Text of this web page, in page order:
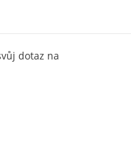
dotaz na